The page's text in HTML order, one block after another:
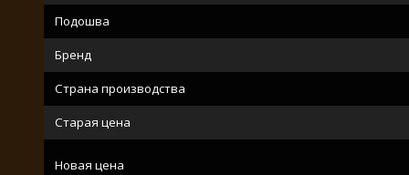
Подошва
Бренд
Страна производства
Старая цена
Новая цена